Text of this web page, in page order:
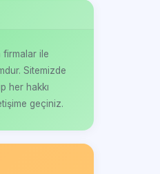
firmalar ile
Sitemizde
her hakkı
geçiniz.